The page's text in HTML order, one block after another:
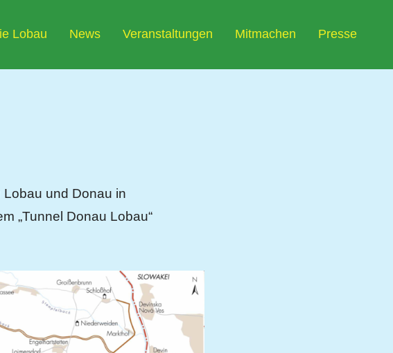
Lobau News Veranstaltungen Mitmachen Presse
Lobau und Donau in
„Tunnel Donau Lobau“